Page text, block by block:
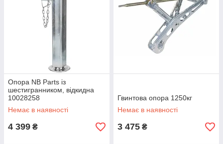
Опора NB Parts із
шестигранником, відкидна
10028258
Немає в наявності
4 399 ₴
Гвинтова опора 1250кг
Немає в наявності
3 475 ₴